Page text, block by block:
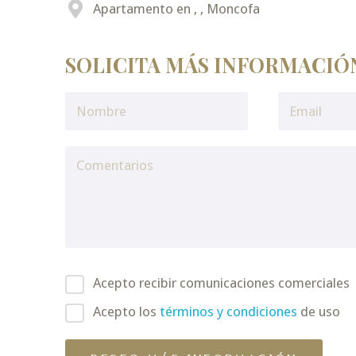
Apartamento en , , Moncofa
SOLICITA MÁS
Acepto recibir comunicaciones comerciales
Acepto los términos y condiciones de uso